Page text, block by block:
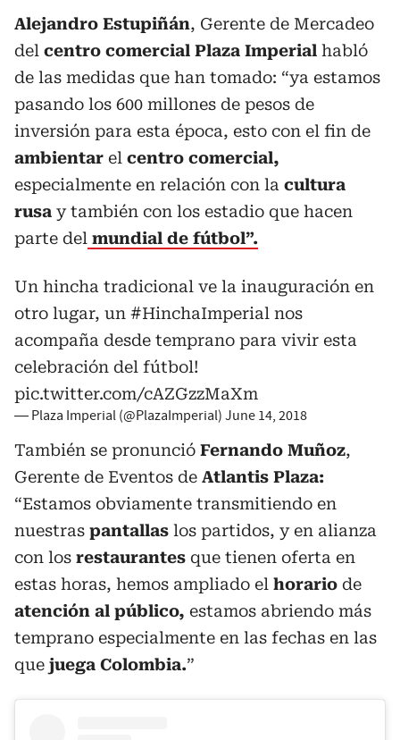
Alejandro Estupiñán, Gerente de Mercadeo
del centro comercial Plaza Imperial habló
de las medidas que han tomado: “ya estamos
pasando los 600 millones de pesos de
inversión para esta época, esto con el fin de
ambientar el centro comercial,
especialmente en relación con la cultura
rusa y también con los estadio que hacen
parte del mundial de fútbol”.
Un hincha tradicional ve la inauguración en
otro lugar, un #HinchaImperial nos
acompaña desde temprano para vivir esta
celebración del fútbol!
pic.twitter.com/cAZGzzMaXm
— Plaza Imperial (@PlazaImperial) June 14, 2018
También se pronunció Fernando Muñoz,
Gerente de Eventos de Atlantis Plaza:
“Estamos obviamente transmitiendo en
nuestras pantallas los partidos, y en alianza
con los restaurantes que tienen oferta en
estas horas, hemos ampliado el horario de
atención al público, estamos abriendo más
temprano especialmente en las fechas en las
que juega Colombia.”